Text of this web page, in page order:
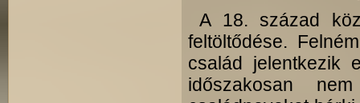
A 18. század
feltöltődése.
család jelentkezik
időszakosan